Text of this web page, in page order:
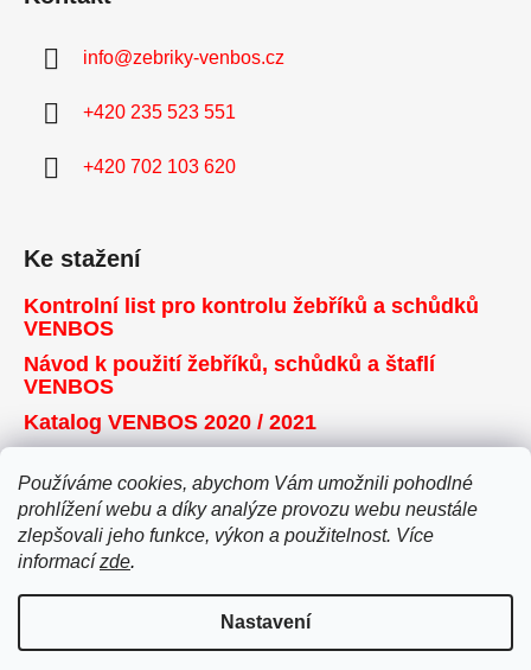
Používáme cookies, abychom Vám umožnili pohodlné
prohlížení webu a díky analýze provozu webu neustále
zlepšovali jeho funkce, výkon a použitelnost. Více
informací zde.
Nastavení
info@zebriky-venbos.cz
+420 235 523 551
+420 702 103 620
Ke stažení
Kontrolní list pro kontrolu žebříků a schůdků
VENBOS
Návod k použití žebříků, schůdků a štaflí
VENBOS
Katalog VENBOS 2020 / 2021
Přijímáme online platby